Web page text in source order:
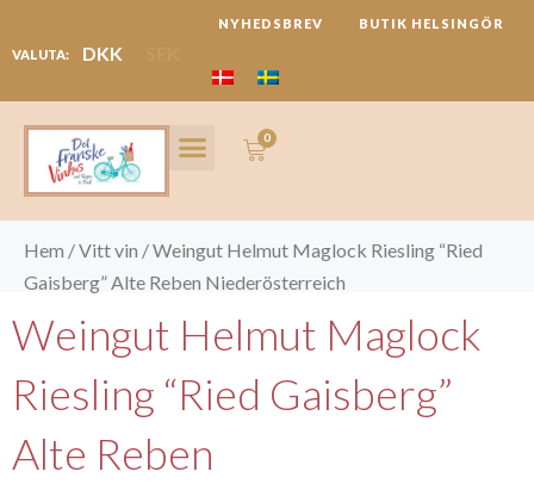
till
NYHEDSBREV
BUTIK HELSINGÖR
VALUTA:
DKK
0
Varukorg
Hem /Vitt vin / Weingut Helmut Maglock Riesling “Ried
Gaisberg” Alte Reben Niederösterreich
Weingut Helmut Maglock
Riesling “Ried Gaisberg”
Alte Reben